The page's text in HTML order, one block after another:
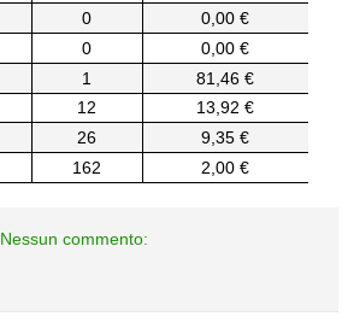
0
0,00 €
0
0,00 €
1
81,46 €
12
13,92 €
26
9,35 €
162 2,00 €
Nessun commento: